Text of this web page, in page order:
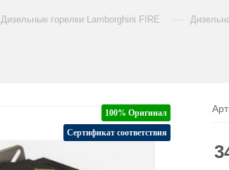
Дизельные горелки Lamborghini FIRE
100% Оригинал
Сертификат соответствия